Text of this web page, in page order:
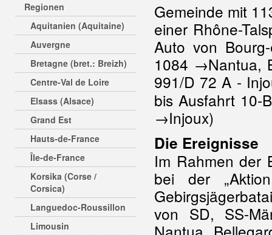
Regionen
Aquitanien (Aquitaine)
Auvergne
Bretagne (bret.: Breizh)
Centre-Val de Loire
Elsass (Alsace)
Grand Est
Hauts-de-France
Île-de-France
Korsika (Corse /
Corsica)
Languedoc-Roussillon
Limousin
Gemeinde mit
einer Rhône-
Auto von
1084 →Nantua,
991/D 72 A -
bis Ausfahrt 10-
→Injoux)
Die Ereignisse
Im Rahmen der
bei der „Aktion
von SD, SS-